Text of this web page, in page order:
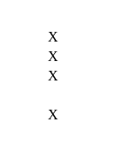
X
X
X
X